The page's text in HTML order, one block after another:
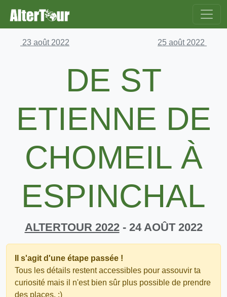
23 août 2022 25 août 2022
DE ST
ETIENNE DE
CHOMEIL À
ESPINCHAL
ALTERTOUR 2022- 24 AOÛT 2022
Il s'agit d'une étape passée !
Tous les détails restent accessibles pour assouvir ta
curiosité mais il n'est bien sûr plus possible de prendre
des places. :)